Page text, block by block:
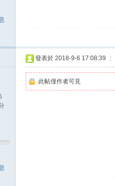
發表於 2018-9-6 17:08:39
此帖僅作者可見